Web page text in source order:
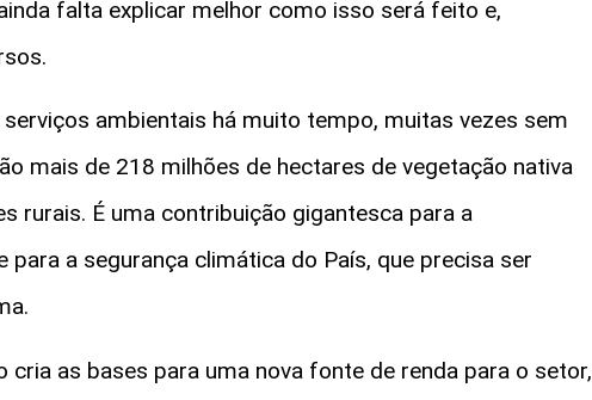
falta explicar melhor como isso será feito e,
ambientais há muito tempo, muitas vezes sem
mais de 218 milhões de hectares de vegetação nativa
rurais. É uma contribuição gigantesca para a
a segurança climática do País, que precisa ser
cria as bases para uma nova fonte de renda para o setor,